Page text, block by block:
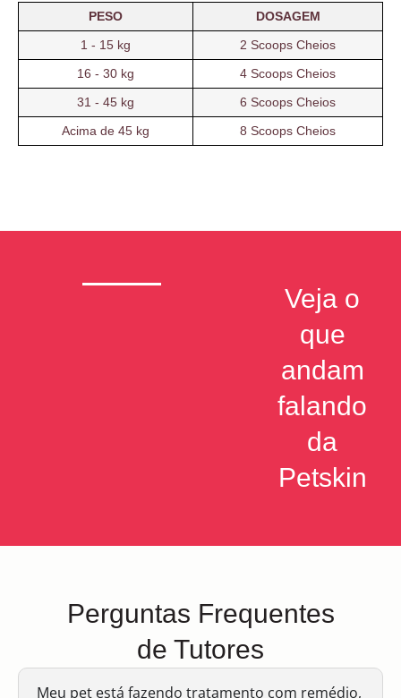
PESO
DOSAGEM
1 - 15 kg
2 Scoops Cheios
16 - 30 kg
4 Scoops Cheios
31 - 45 kg
6 Scoops Cheios
Acima de 45 kg
8 Scoops Cheios
Veja o
que
andam
falando
da
Petskin
Perguntas Frequentes
de Tutores
Meu pet está fazendo tratamento com remédio,